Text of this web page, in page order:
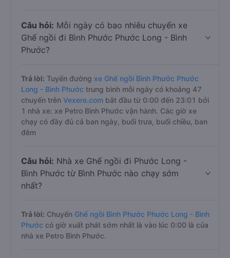
Câu hỏi: Mỗi ngày có bao nhiêu chuyến xe
Ghế ngồi đi Bình Phước Phước Long - Bình
Phước?
Trả lời: Tuyến đường xe Ghế ngồi Bình Phước Phước
Long - Bình Phước trung bình mỗi ngày có khoảng 47
chuyến trên Vexere.com bắt đầu từ 0:00 đến 23:01 bởi
1 nhà xe: xe Petro Bình Phước vận hành. Các giờ xe
chạy có đầy đủ cả ban ngày, buổi trưa, buổi chiều, ban
đêm
Câu hỏi: Nhà xe Ghế ngồi đi Phước Long -
Bình Phước từ Bình Phước nào chạy sớm
nhất?
Trả lời: Chuyến Ghế ngồi Bình Phước Phước Long - Bình
Phước có giờ xuất phát sớm nhất là vào lúc 0:00 là của
nhà xe Petro Bình Phước.